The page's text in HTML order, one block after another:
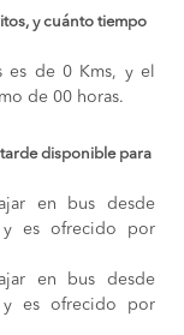
y cuánto tiempo
es de 0 Kms, y el
de 00 horas.
disponible para
en bus desde
y es ofrecido por
en bus desde
y es ofrecido por